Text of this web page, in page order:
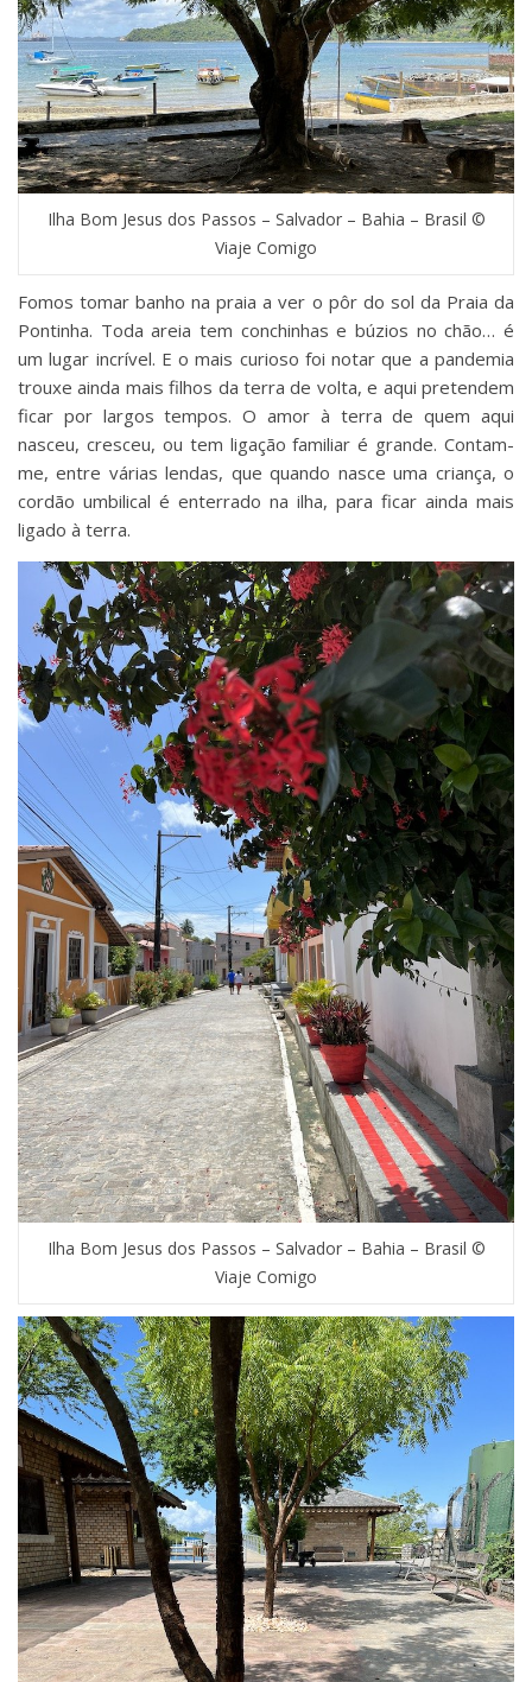
Ilha Bom Jesus dos Passos – Salvador – Bahia – Brasil ©
Viaje Comigo
Fomos tomar banho na praia a ver o pôr do sol da Praia da
Pontinha. Toda areia tem conchinhas e búzios no chão… é
um lugar incrível. E o mais curioso foi notar que a pandemia
trouxe ainda mais filhos da terra de volta, e aqui pretendem
ficar por largos tempos. O amor à terra de quem aqui
nasceu, cresceu, ou tem ligação familiar é grande. Contam-
me, entre várias lendas, que quando nasce uma criança, o
cordão umbilical é enterrado na ilha, para ficar ainda mais
ligado à terra.
Ilha Bom Jesus dos Passos – Salvador – Bahia – Brasil ©
Viaje Comigo